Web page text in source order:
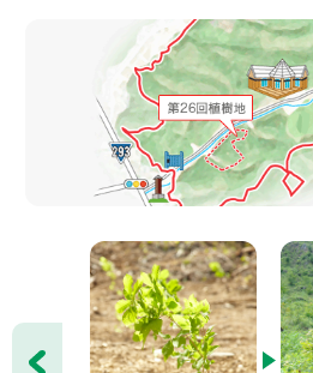
前へ